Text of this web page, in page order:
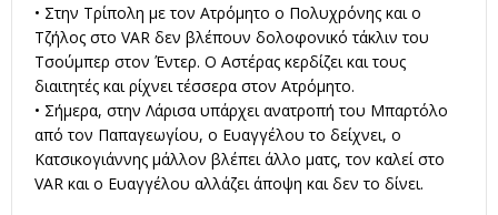
• Στην Τρίπολη με τον Ατρόμητο ο Πολυχρόνης και ο
Τζήλος στο VAR δεν βλέπουν δολοφονικό τάκλιν του
Τσούμπερ στον Έντερ. Ο Αστέρας κερδίζει και τους
διαιτητές και ρίχνει τέσσερα στον Ατρόμητο.
• Σήμερα, στην Λάρισα υπάρχει ανατροπή του Μπαρτόλο
από τον Παπαγεωγίου, ο Ευαγγέλου το δείχνει, ο
Κατσικογιάννης μάλλον βλέπει άλλο ματς, τον καλεί στο
VAR και ο Ευαγγέλου αλλάζει άποψη και δεν το δίνει.